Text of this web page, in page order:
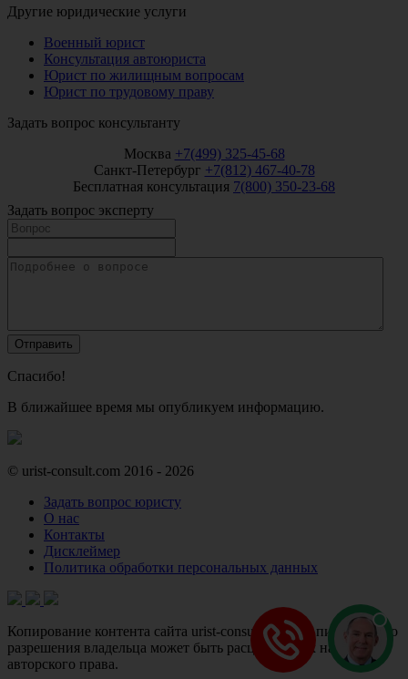
Другие юридические услуги
Военный юрист
Консультация автоюриста
Юрист по жилищным вопросам
Юрист по трудовому праву
Задать вопрос консультанту
Москва +7(499) 325-45-68
Санкт-Петербург +7(812) 467-40-78
Бесплатная консультация 7(800) 350-23-68
Задать вопрос эксперту
Спасибо!
В ближайшее время мы опубликуем информацию.
© urist-consult.com 2016 - 2026
Задать вопрос юристу
О нас
Контакты
Дисклеймер
Политика обработки персональных данных
Копирование контента сайта urist-consult.com без письменного
разрешения владельца может быть расценено как нарушение
авторского права.